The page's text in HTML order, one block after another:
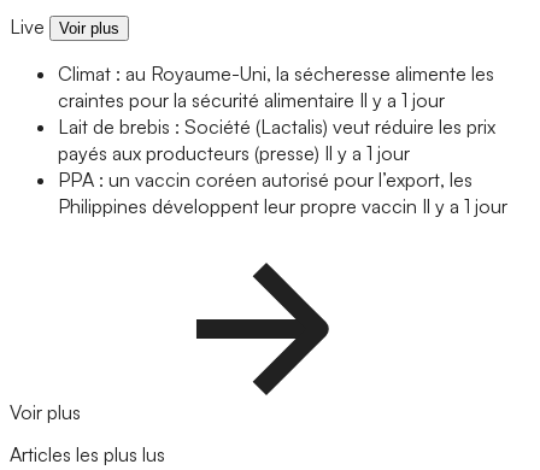
Live Voir plus
Climat : au Royaume-Uni, la sécheresse alimente les
craintes pour la sécurité alimentaire Il y a 1 jour
Lait de brebis : Société (Lactalis) veut réduire les prix
payés aux producteurs (presse) Il y a 1 jour
PPA : un vaccin coréen autorisé pour l’export, les
Philippines développent leur propre vaccin Il y a 1 jour
Voir plus
Articles les plus lus